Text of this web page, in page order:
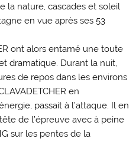
la nature, cascades et soleil
en vue après ses 53
ont alors entamé une toute
dramatique. Durant la nuit,
de repos dans les environs
en
passait à l’attaque. Il en
de l’épreuve avec à peine
sur les pentes de la